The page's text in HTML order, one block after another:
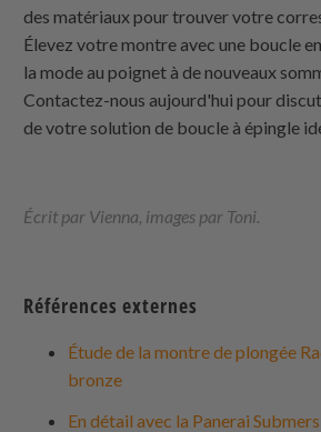
des matériaux pour trouver votre
Élevez votre montre avec une boucle
la mode au poignet à de nouveaux
Contactez-nous aujourd'hui pour
de votre solution de boucle à épingle
Écrit par Vienna, images par Toni.
Références externes
Étude de la montre de plongée
bronze
En détail avec la Panerai